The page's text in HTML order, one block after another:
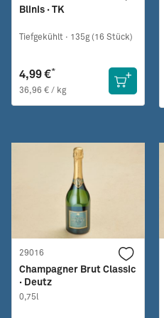
Blinis · TK
Tiefgekühlt · 135g (16 Stück)
4,99 €*
36,96 € / kg
29016
Champagner Brut Classic
· Deutz
0,75l